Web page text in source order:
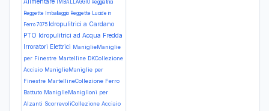
IMBALLAGGIO Reggiatrici
Reggette Imballaggio Reggette Lucide in
Ferro 7075 Idropulitrici a Cardano
PTO Idropulitrici ad Acqua Fredda
Irroratori Elettrici ManiglieManiglie
per Finestre Martelline DKCollezione
Acciaio ManiglieManiglie per
Finestre MartellineCollezione Ferro
Battuto ManiglieManiglioni per
Alzanti ScorrevoliCollezione Acciaio